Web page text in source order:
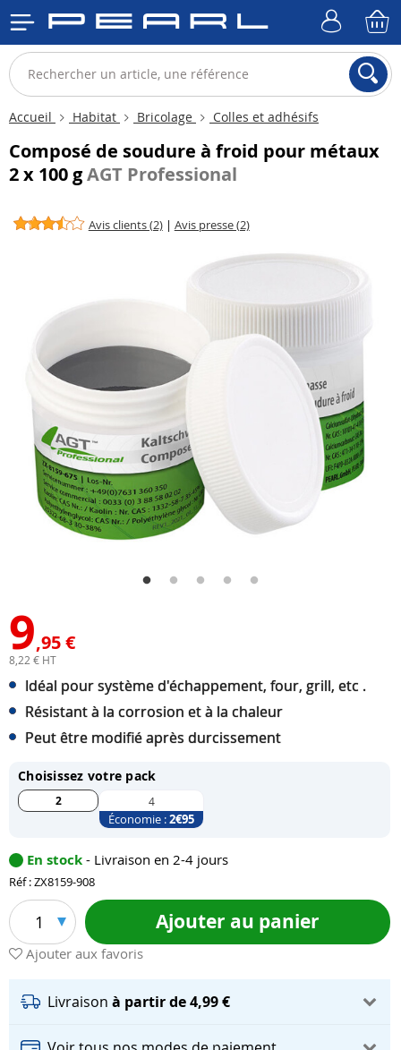
Accueil Habitat Bricolage Colles et adhésifs
Composé de soudure à froid pour métaux
2 x 100 gAGT Professional
Avis clients (2) | Avis presse (2)
9,95 €
8,22 € HT
Idéal pour système d'échappement, four, grill, etc .
Résistant à la corrosion et à la chaleur
Peut être modifié après durcissement
Choisissez votre pack
2 4
Économie :2€95
En stock - Livraison en 2-4 jours
Réf : ZX8159-908
1 Ajouter au panier
Ajouter aux favoris
Livraison à partir de 4,99 €